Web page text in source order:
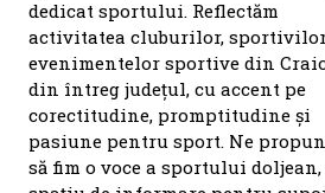
dedicat sportului. Reflectăm
activitatea cluburilor,
evenimentelor sportive din
din întreg județul, cu accent pe
corectitudine, promptitudine și
pasiune pentru sport. Ne
să fim o voce a sportului